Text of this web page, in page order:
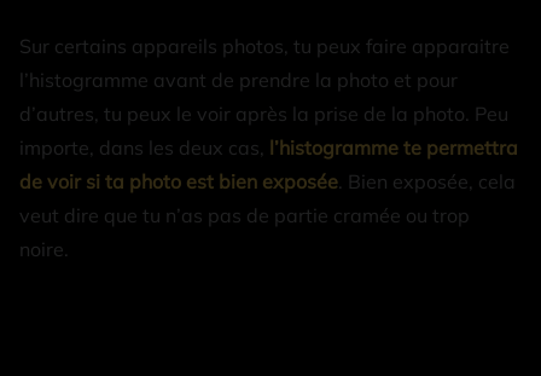
Sur certains appareils photos, tu peux faire apparaitre
l’histogramme avant de prendre la photo et pour
d’autres, tu peux le voir après la prise de la photo. Peu
importe, dans les deux cas, l’histogramme te permettra
de voir si ta photo est bien exposée . Bien exposée, cela
veut dire que tu n’as pas de partie cramée ou trop
noire.